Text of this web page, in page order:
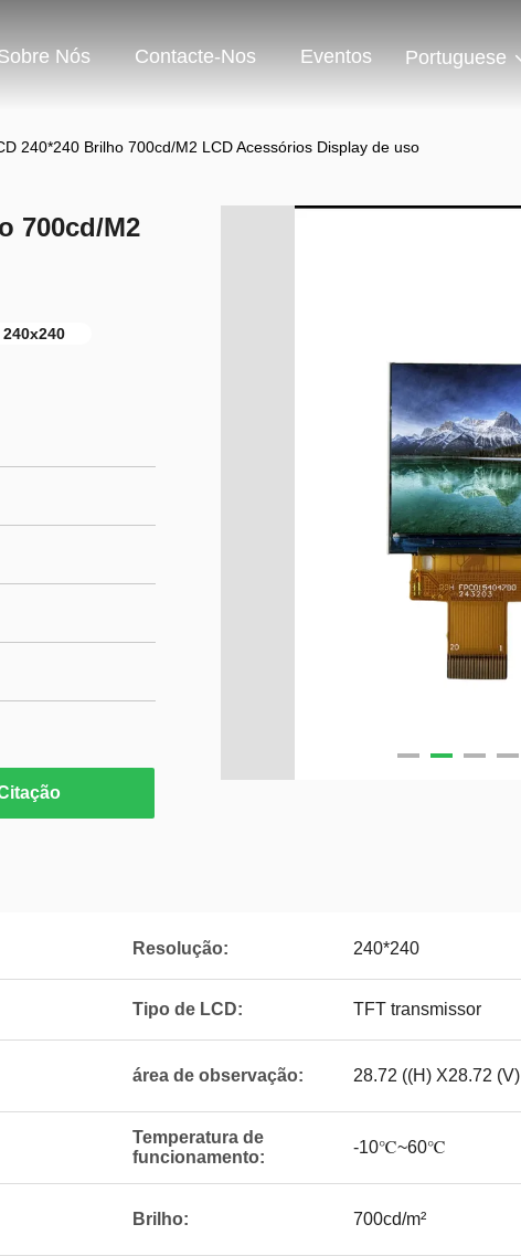
Nós Contacte-Nos Eventos Portuguese
240*240 Brilho 700cd/M2 LCD Acessórios Display de uso
700cd/M2
Resolução: 240*240
Tipo de LCD: TFT transmissor
área de observação: 28.72 ((H) X28.72 (V)
Temperatura de
funcionamento:
-10℃~60℃
Brilho: 700cd/m²